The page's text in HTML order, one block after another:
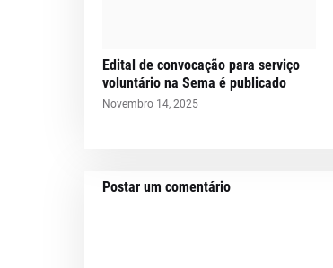
Edital de convocação para serviço
voluntário na Sema é publicado
Novembro 14, 2025
Postar um comentário